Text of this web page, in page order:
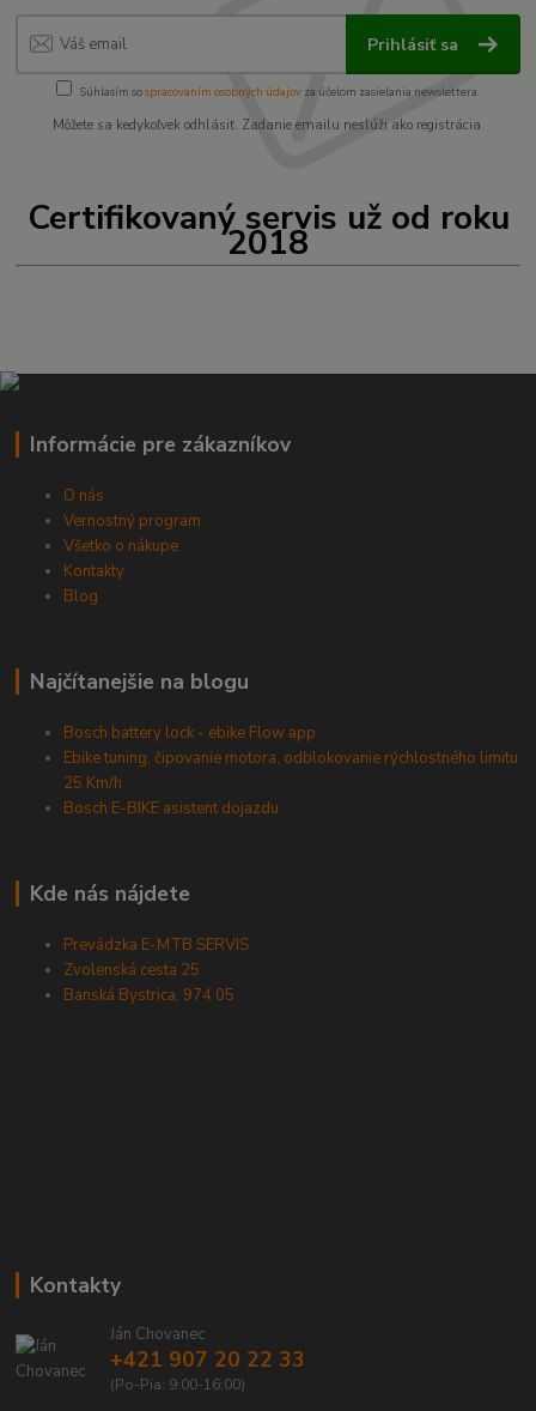
Prihlásiť sa
Súhlasím sospracovaním osobných údajov za účelom zasielania newslettera.
Môžete sa kedykoľvek odhlásiť. Zadanie emailu neslúži ako registrácia.
Certifikovaný servis už od roku
2018
Informácie pre zákazníkov
O nás
Vernostný program
Všetko o nákupe
Kontakty
Blog
Najčítanejšie na blogu
Bosch battery lock - ebike Flow app
Ebike tuning, čipovanie motora, odblokovanie rýchlostného limitu
25 Km/h
Bosch E-BIKE asistent dojazdu
Kde nás nájdete
Prevádzka E-MTB SERVIS
Zvolenská cesta 25
Banská Bystrica, 974 05
Kontakty
Ján Chovanec
+421 907 20 22 33
(Po-Pia: 9:00-16:00)